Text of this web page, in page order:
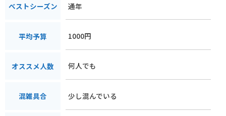
ベストシーズン 通年
平均予算 1000円
オススメ人数 何人でも
混雑具合 少し混んでいる